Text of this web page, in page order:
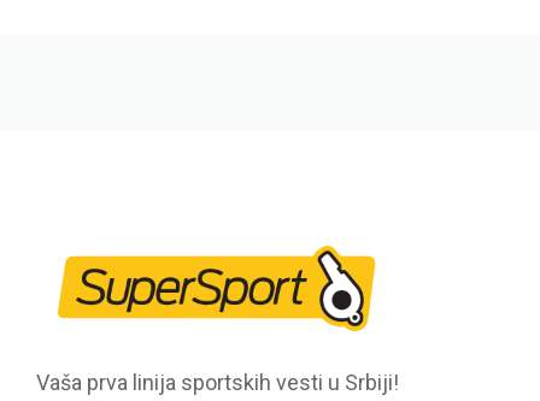
Vaša prva linija sportskih vesti u Srbiji!